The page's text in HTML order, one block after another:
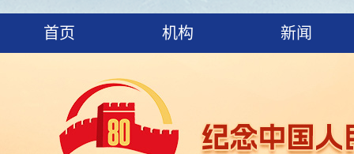
首页 机构 新闻